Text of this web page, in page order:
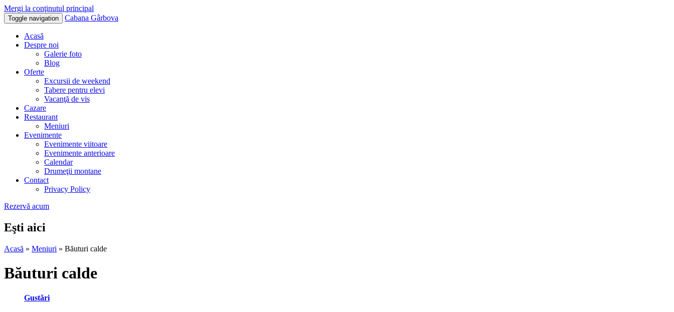
Mergi la conţinutul principal
Toggle navigation Cabana Gârbova
Acasă
Despre noi
Galerie foto
Blog
Oferte
Excursii de weekend
Tabere pentru elevi
Vacanţă de vis
Cazare
Restaurant
Meniuri
Evenimente
Evenimente viitoare
Evenimente anterioare
Calendar
Drumeţii montane
Contact
Privacy Policy
Rezervă acum
Eşti aici
Acasă » Meniuri » Băuturi calde
Băuturi calde
Gustări